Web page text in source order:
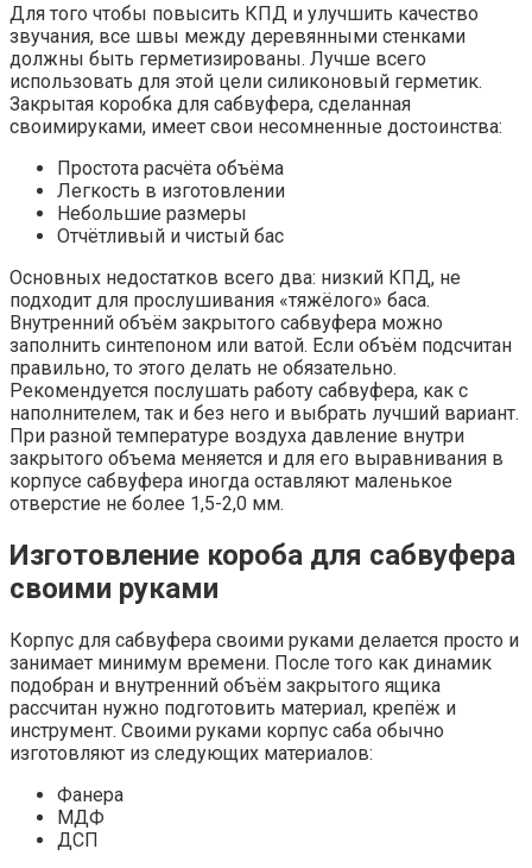
Для того чтобы повысить КПД и улучшить качество
звучания, все швы между деревянными стенками
должны быть герметизированы. Лучше всего
использовать для этой цели силиконовый герметик.
Закрытая коробка для сабвуфера, сделанная
своимируками, имеет свои несомненные достоинства:
Простота расчёта объёма
Легкость в изготовлении
Небольшие размеры
Отчётливый и чистый бас
Основных недостатков всего два: низкий КПД, не
подходит для прослушивания «тяжёлого» баса.
Внутренний объём закрытого сабвуфера можно
заполнить синтепоном или ватой. Если объём подсчитан
правильно, то этого делать не обязательно.
Рекомендуется послушать работу сабвуфера, как с
наполнителем, так и без него и выбрать лучший вариант.
При разной температуре воздуха давление внутри
закрытого объема меняется и для его выравнивания в
корпусе сабвуфера иногда оставляют маленькое
отверстие не более 1,5-2,0 мм.
Изготовление короба для сабвуфера
своими руками
Корпус для сабвуфера своими руками делается просто и
занимает минимум времени. После того как динамик
подобран и внутренний объём закрытого ящика
рассчитан нужно подготовить материал, крепёж и
инструмент. Своими руками корпус саба обычно
изготовляют из следующих материалов:
Фанера
МДФ
ДСП